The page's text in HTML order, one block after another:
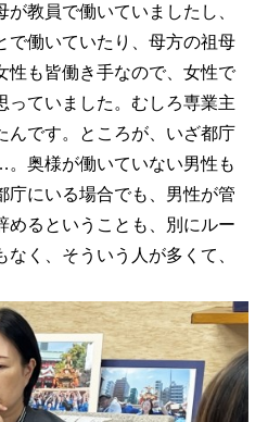
が教員で働いていましたし、
で働いていたり、母方の祖母
性も皆働き手なので、女性で
っていました。むしろ専業主
んです。ところが、いざ都庁
奥様が働いていない男性も
庁にいる場合でも、男性が管
めるということも、別にルー
く、そういう人が多くて、